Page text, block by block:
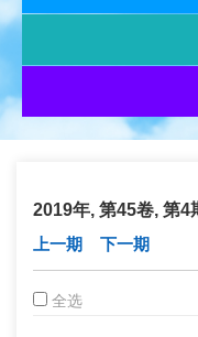
2019年, 第45卷, 第
上一期
下一期
全选